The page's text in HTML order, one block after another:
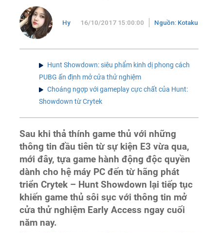
Hy 16/10/2017 15:00:00 Nguồn: Kotaku
Hunt Showdown: siêu phẩm kinh dị phong cách
PUBG ấn định mở cửa thử nghiệm
Choáng ngợp với gameplay cực chất của Hunt:
Showdown từ Crytek
Sau khi thả thính game thủ với những
thông tin đầu tiên từ sự kiện E3 vừa qua,
mới đây, tựa game hành động độc quyền
dành cho hệ máy PC đến từ hãng phát
triển Crytek – Hunt Showdown lại tiếp tục
khiến game thủ sôi sục với thông tin mở
cửa thử nghiệm Early Access ngay cuối
năm nay.